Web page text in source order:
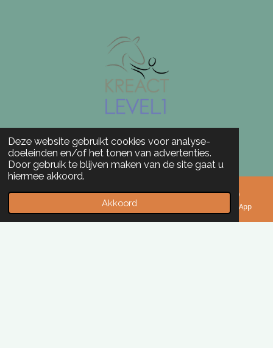
Deze website gebruikt cookies voor analyse-
doeleinden en/of het tonen van advertenties.
Door gebruik te blijven maken van de site gaat u
hiermee akkoord.
Akkoord
Kaart WhatsApp